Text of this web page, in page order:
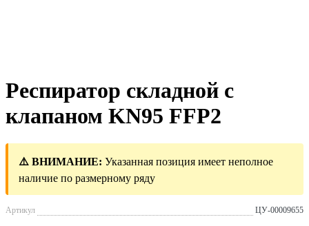
Респиратор складной с
клапаном KN95 FFP2
⚠️ ВНИМАНИЕ: Указанная позиция имеет неполное
наличие по размерному ряду
Артикул ЦУ-00009655